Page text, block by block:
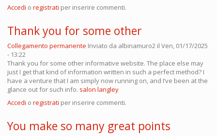
Accedi o registrati per inserire commenti.
Thank you for some other
Collegamento permanente Inviato da albinamuro2 il Ven, 01/17/2025
- 13:22
Thank you for some other informative website. The place else may
just I get that kind of information written in such a perfect method? I
have a venture that I am simply now running on, and I’ve been at the
glance out for such info. salon langley
Accedi o registrati per inserire commenti.
You make so many great points